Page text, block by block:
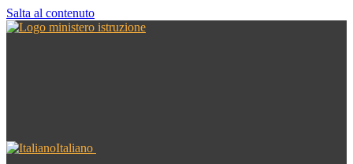
Salta al contenuto
Italiano